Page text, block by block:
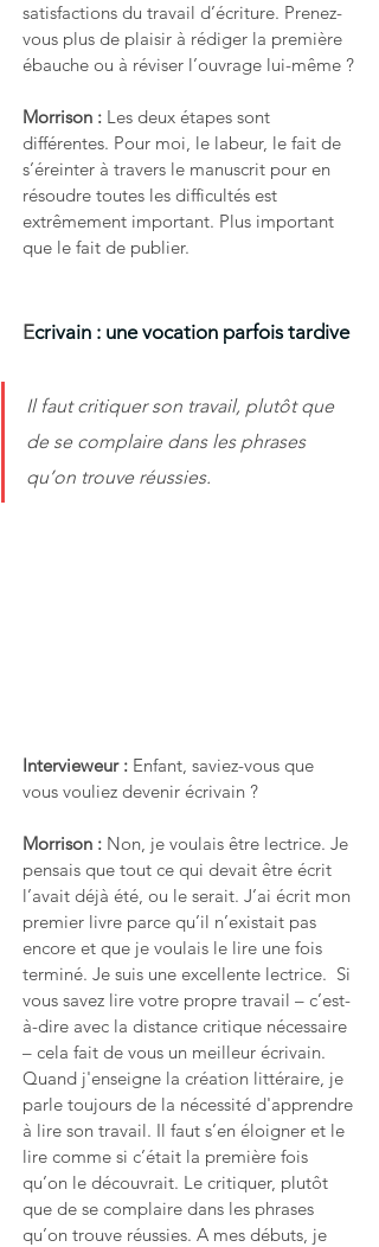
satisfactions du travail d’écriture. Prenez-
vous plus de plaisir à rédiger la première
ébauche ou à réviser l’ouvrage lui-même ?
Morrison : Les deux étapes sont
différentes. Pour moi, le labeur, le fait de
s’éreinter à travers le manuscrit pour en
résoudre toutes les difficultés est
extrêmement important. Plus important
que le fait de publier.
Ecrivain : une vocation parfois tardive
Il faut critiquer son travail, plutôt que
de se complaire dans les phrases
qu’on trouve réussies.
Intervieweur : Enfant, saviez-vous que
vous vouliez devenir écrivain ?
Morrison : Non, je voulais être lectrice. Je
pensais que tout ce qui devait être écrit
l’avait déjà été, ou le serait. J’ai écrit mon
premier livre parce qu’il n’existait pas
encore et que je voulais le lire une fois
terminé. Je suis une excellente lectrice.  Si
vous savez lire votre propre travail – c’est-
à-dire avec la distance critique nécessaire
– cela fait de vous un meilleur écrivain.
Quand j'enseigne la création littéraire, je
parle toujours de la nécessité d'apprendre
à lire son travail. Il faut s’en éloigner et le
lire comme si c’était la première fois
qu’on le découvrait. Le critiquer, plutôt
que de se complaire dans les phrases
qu’on trouve réussies. A mes débuts, je